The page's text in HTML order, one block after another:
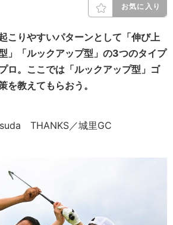
お気に入り
こりやすいパターンとして「伸び上
」「ルックアップ型」の3つのタイプ
ロ。ここでは「ルックアップ型」ゴ
を教えてもらおう。
THANKS／城里GC